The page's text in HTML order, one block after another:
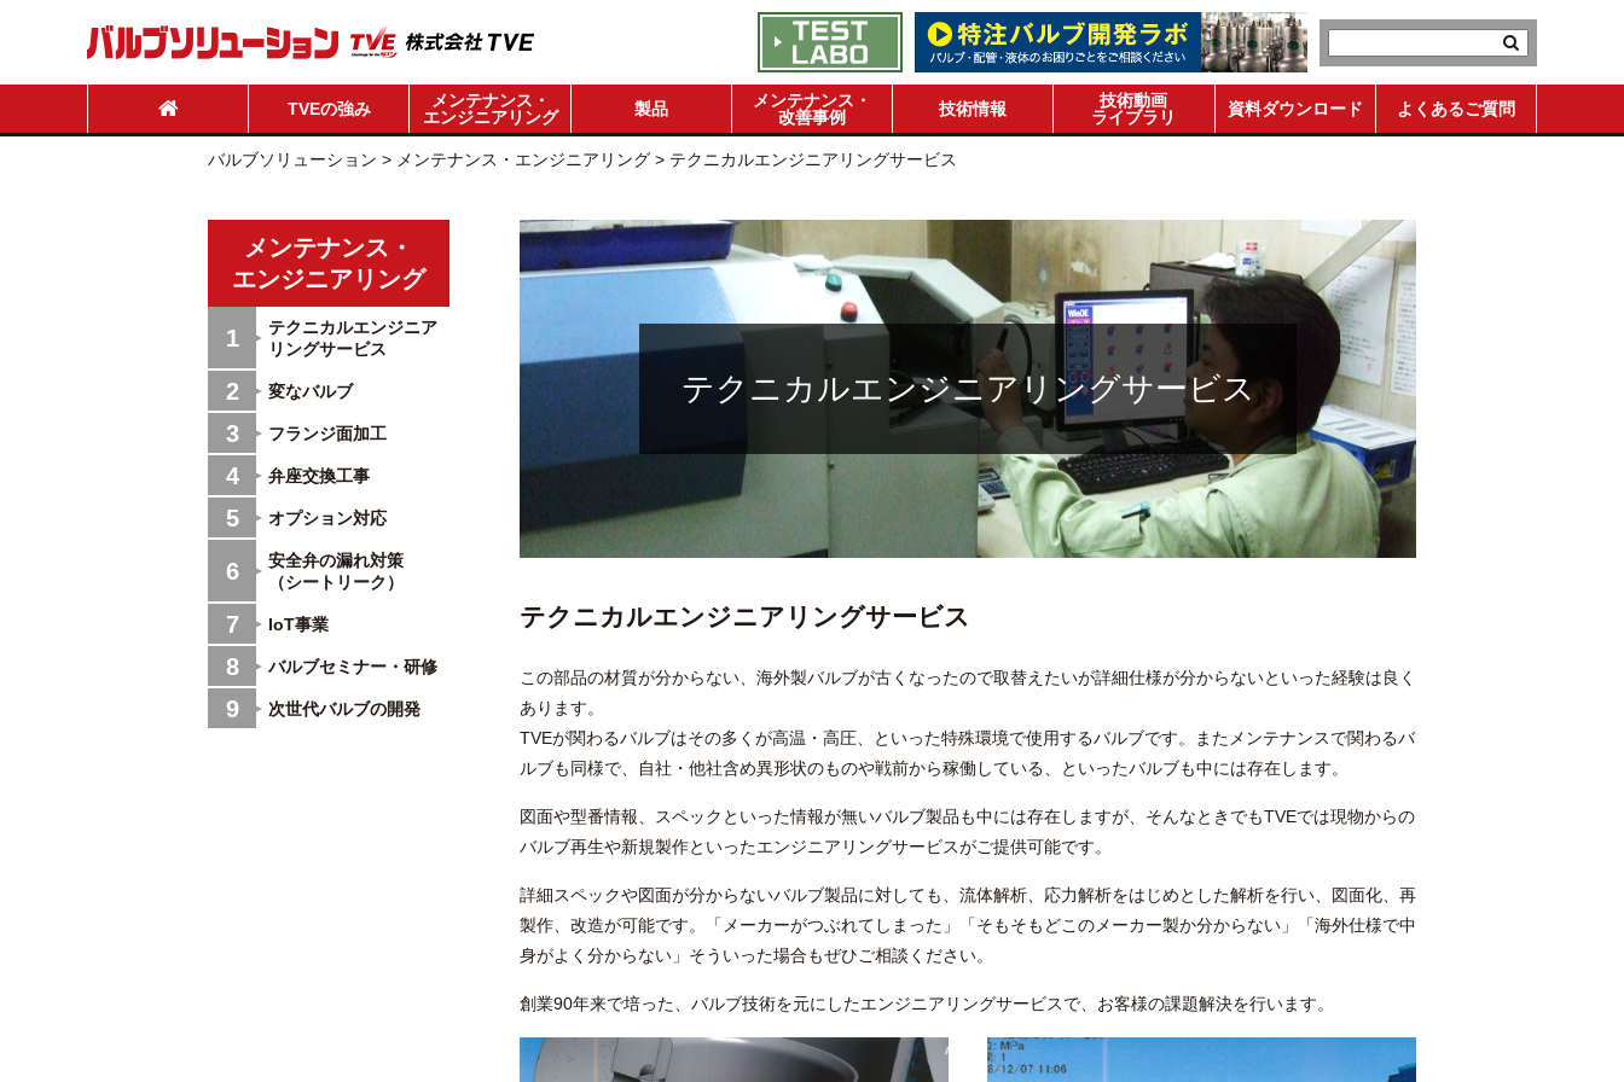
TVEの強み
メンテナンス・
エンジニアリング
製品
メンテナンス・
改善事例
技術情報
技術動画
ライブラリ
資料ダウンロード よくあるご質問
バルブソリューション > メンテナンス・エンジニアリング > テクニカルエンジニアリングサービス
テクニカルエンジニアリングサービス
テクニカルエンジニアリングサービス
この部品の材質が分からない、海外製バルブが古くなったので取替えたいが詳細仕様が分からないといった経験は良く
あります。
TVEが関わるバルブはその多くが高温・高圧、といった特殊環境で使用するバルブです。またメンテナンスで関わるバ
ルブも同様で、自社・他社含め異形状のものや戦前から稼働している、といったバルブも中には存在します。
図面や型番情報、スペックといった情報が無いバルブ製品も中には存在しますが、そんなときでもTVEでは現物からの
バルブ再生や新規製作といったエンジニアリングサービスがご提供可能です。
詳細スペックや図面が分からないバルブ製品に対しても、流体解析、応力解析をはじめとした解析を行い、図面化、再
製作、改造が可能です。「メーカーがつぶれてしまった」「そもそもどこのメーカー製か分からない」「海外仕様で中
身がよく分からない」そういった場合もぜひご相談ください。
創業90年来で培った、バルブ技術を元にしたエンジニアリングサービスで、お客様の課題解決を行います。
メンテナンス・
エンジニアリング
1
テクニカルエンジニア
リングサービス
2 変なバルブ
3 フランジ面加工
4 弁座交換工事
5 オプション対応
6
安全弁の漏れ対策
（シートリーク）
7 IoT事業
8 バルブセミナー・研修
9 次世代バルブの開発